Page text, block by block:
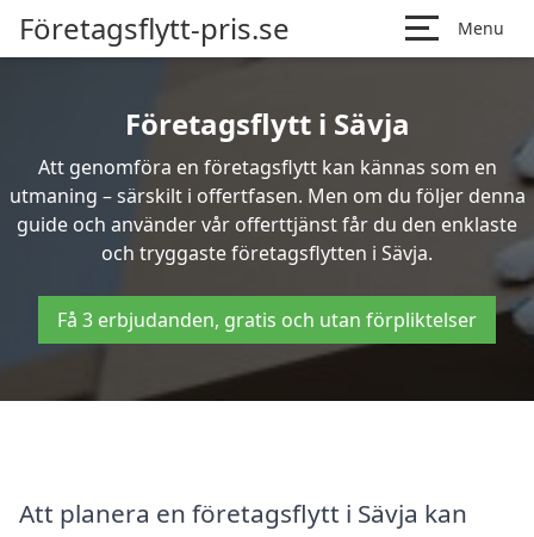
Företagsflytt-pris.se Menu
Företagsflytt i Sävja
Att genomföra en företagsflytt kan kännas som en
utmaning – särskilt i offertfasen. Men om du följer denna
guide och använder vår offerttjänst får du den enklaste
och tryggaste företagsflytten i Sävja.
Få 3 erbjudanden, gratis och utan förpliktelser
Att planera en företagsflytt i Sävja kan